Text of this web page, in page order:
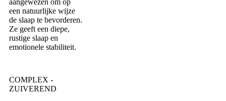
aangewezen om op
een natuurlijke wijze
de slaap te bevorderen.
Ze geeft een diepe,
rustige slaap en
emotionele stabiliteit.
COMPLEX -
ZUIVEREND